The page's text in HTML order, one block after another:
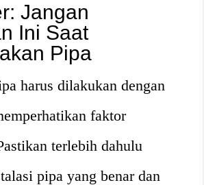
Jangan
Ini Saat
Pipa
harus dilakukan dengan
faktor
terlebih dahulu
pipa yang benar dan